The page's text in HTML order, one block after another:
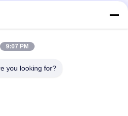
9:07 PM
you looking for?